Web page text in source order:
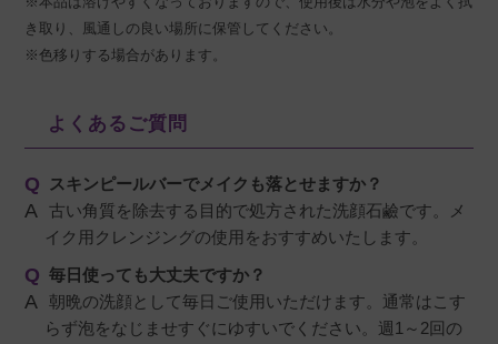
き取り、風通しの良い場所に保管してください。
※色移りする場合があります。
よくあるご質問
スキンピールバーでメイクも落とせますか？
古い角質を除去する目的で処方された洗顔石鹼です。メ
イク用クレンジングの使用をおすすめいたします。
毎日使っても大丈夫ですか？
朝晩の洗顔として毎日ご使用いただけます。通常はこす
らず泡をなじませすぐにゆすいでください。週1～2回の